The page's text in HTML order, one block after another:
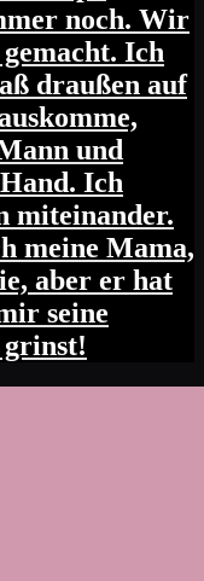
noch. Wir
Ich
draußen auf
und
Ich
miteinander.
meine Mama,
aber er hat
seine
grinst!